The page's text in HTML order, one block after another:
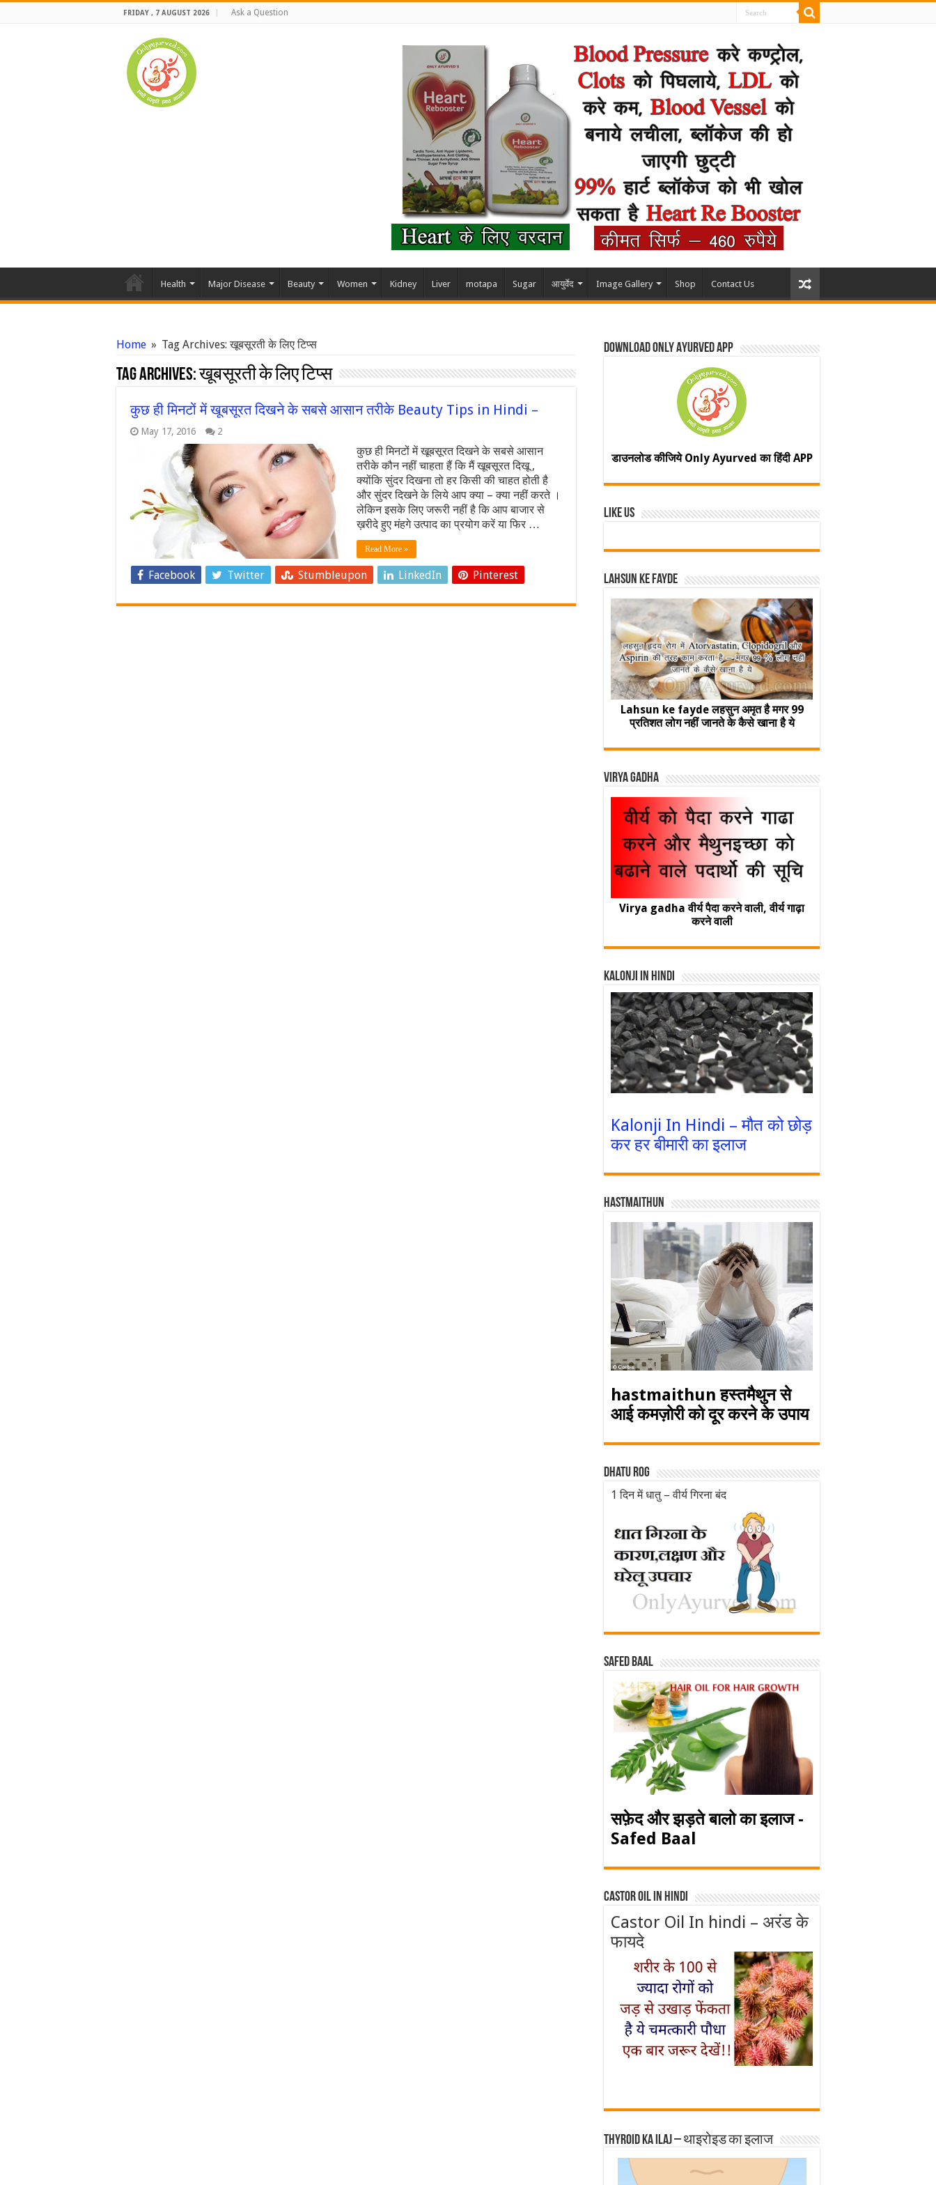
FRIDAY , 7 AUGUST 2026 Ask a Question
Health Major Disease Beauty Women Kidney Liver motapa Sugar आयुर्वेद Image Gallery Shop Contact Us
Home » Tag Archives: खूबसूरती के लिए टिप्स
Tag Archives:खूबसूरती के लिए टिप्स
कुछ ही मिनटों में खूबसूरत दिखने के सबसे आसान तरीके Beauty Tips in Hindi –
May 17, 2016 2
कुछ ही मिनटों में खूबसूरत दिखने के सबसे आसान
तरीके कौन नहीं चाहता हैं कि मैं खूबसूरत दिखू ,
क्योंकि सुंदर दिखना तो हर किसी की चाहत होती है
और सुंदर दिखने के लिये आप क्या – क्या नहीं करते ।
लेकिन इसके लिए जरूरी नहीं है कि आप बाजार से
ख़रीदे हुए मंहगे उत्पाद का प्रयोग करें या फिर …
Read More »
Facebook Twitter Stumbleupon LinkedIn Pinterest
Download Only Ayurved App
डाउनलोड कीजिये Only Ayurved का हिंदी APP
Like Us
Lahsun ke fayde
Lahsun ke fayde लहसुन अमृत है मगर 99
प्रतिशत लोग नहीं जानते के कैसे खाना है ये
Virya Gadha
Virya gadha वीर्य पैदा करने वाली, वीर्य गाढ़ा
करने वाली
Kalonji In Hindi
Kalonji In Hindi – मौत को छोड़
कर हर बीमारी का इलाज
Hastmaithun
hastmaithun हस्तमैथुन से
आई कमज़ोरी को दूर करने के उपाय
Dhatu rog
1 दिन में धातु – वीर्य गिरना बंद
Safed baal
सफ़ेद और झड़ते बालो का इलाज -
Safed Baal
Castor Oil In Hindi
Castor Oil In hindi – अरंड के
फायदे
Thyroid ka ilaj – थाइरोइड का इलाज